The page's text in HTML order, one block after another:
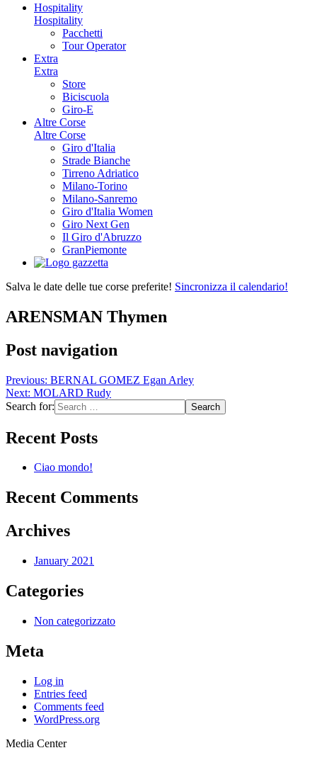
Hospitality
Hospitality
Pacchetti
Tour Operator
Extra
Extra
Store
Biciscuola
Giro-E
Altre Corse
Altre Corse
Giro d'Italia
Strade Bianche
Tirreno Adriatico
Milano-Torino
Milano-Sanremo
Giro d'Italia Women
Giro Next Gen
Il Giro d'Abruzzo
GranPiemonte
Salva le date delle tue corse preferite! Sincronizza il calendario!
ARENSMAN Thymen
Post navigation
Previous: BERNAL GOMEZ Egan Arley
Next: MOLARD Rudy
Search for:
Recent Posts
Ciao mondo!
Recent Comments
Archives
January 2021
Categories
Non categorizzato
Meta
Log in
Entries feed
Comments feed
WordPress.org
Media Center